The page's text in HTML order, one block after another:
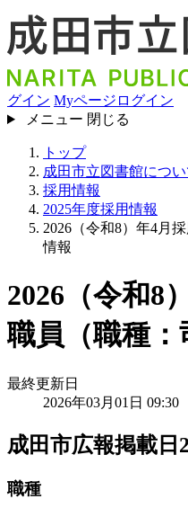
グイン Myページログイン
メニュー 閉じる
トップ
成田市立図書館につい
採用情報
2025年度採用情報
2026（令和8）年4月
情報
2026（令和8
職員（職種：
最終更新日
2026年03月01日 09:30
成田市広報掲載日
職種